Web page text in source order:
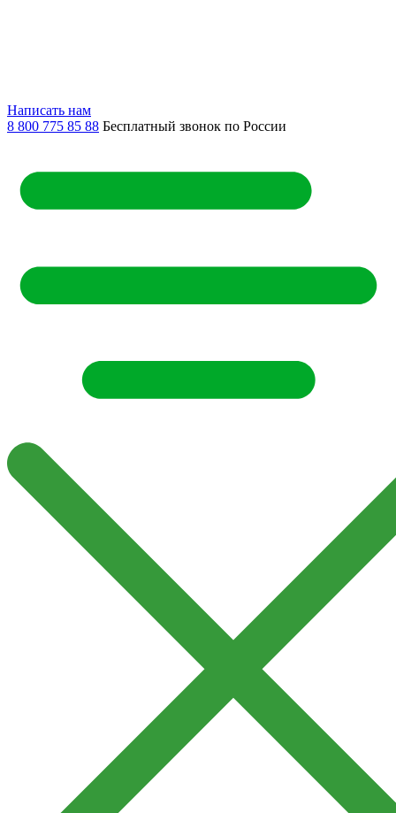
Написать нам
8 800 775 85 88 Бесплатный звонок по России